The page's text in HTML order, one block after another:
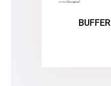
بافر۱۰ ۱۰۹۴۳۸ (BUFFER